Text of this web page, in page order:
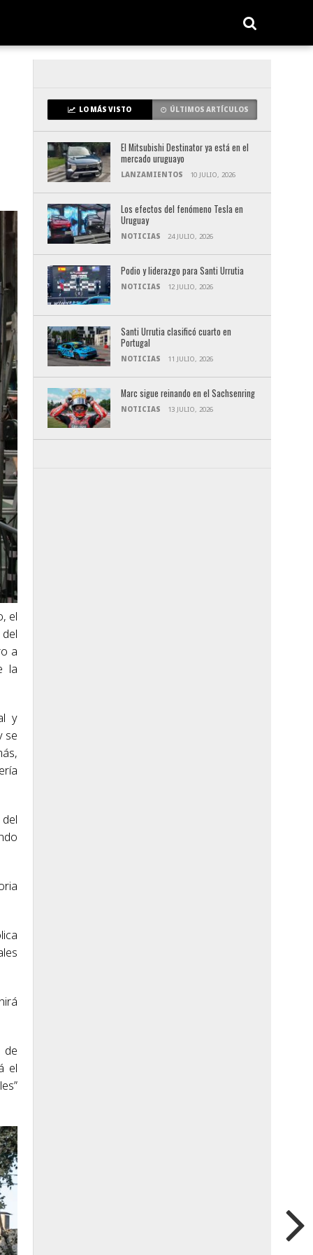
el
a
la
y
se
de
el
LO MÁS VISTO ÚLTIMOS ARTÍCULOS
El Mitsubishi Destinator ya está en el
mercado uruguayo
LANZAMIENTOS 10 JULIO, 2026
Los efectos del fenómeno Tesla en
Uruguay
NOTICIAS 24 JULIO, 2026
Podio y liderazgo para Santi Urrutia
NOTICIAS 12 JULIO, 2026
Santi Urrutia clasificó cuarto en
Portugal
NOTICIAS 11 JULIO, 2026
Marc sigue reinando en el Sachsenring
NOTICIAS 13 JULIO, 2026